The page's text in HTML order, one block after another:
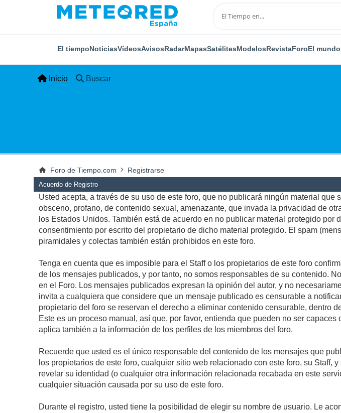
El tiempoNoticiasVídeosAvisosRadarMapasSatélitesModelosRevistaForoEl mundo
Inicio Buscar
Foro de Tiempo.com Registrarse
Acuerdo de Registro
Usted acepta, a través de su uso de este foro, que no publicará ningún material
obsceno, profano, de contenido sexual, amenazante, que invada la privacidad de
los Estados Unidos. También está de acuerdo en no publicar material protegido
consentimiento por escrito del propietario de dicho material protegido. El spam
piramidales y colectas también están prohibidos en este foro.
Tenga en cuenta que es imposible para el Staff o los propietarios de este foro
de los mensajes publicados, y por tanto, no somos responsables de su contenido.
en el Foro. Los mensajes publicados expresan la opinión del autor, y no
invita a cualquiera que considere que un mensaje publicado es censurable a
propietario del foro se reservan el derecho a eliminar contenido censurable, dentro
Este es un proceso manual, así que, por favor, entienda que pueden no ser
aplica también a la información de los perfiles de los miembros del foro.
Recuerde que usted es el único responsable del contenido de los mensajes que
los propietarios de este foro, cualquier sitio web relacionado con este foro, su
revelar su identidad (o cualquier otra información relacionada recabada en este
cualquier situación causada por su uso de este foro.
Durante el registro, usted tiene la posibilidad de elegir su nombre de usuario. Le